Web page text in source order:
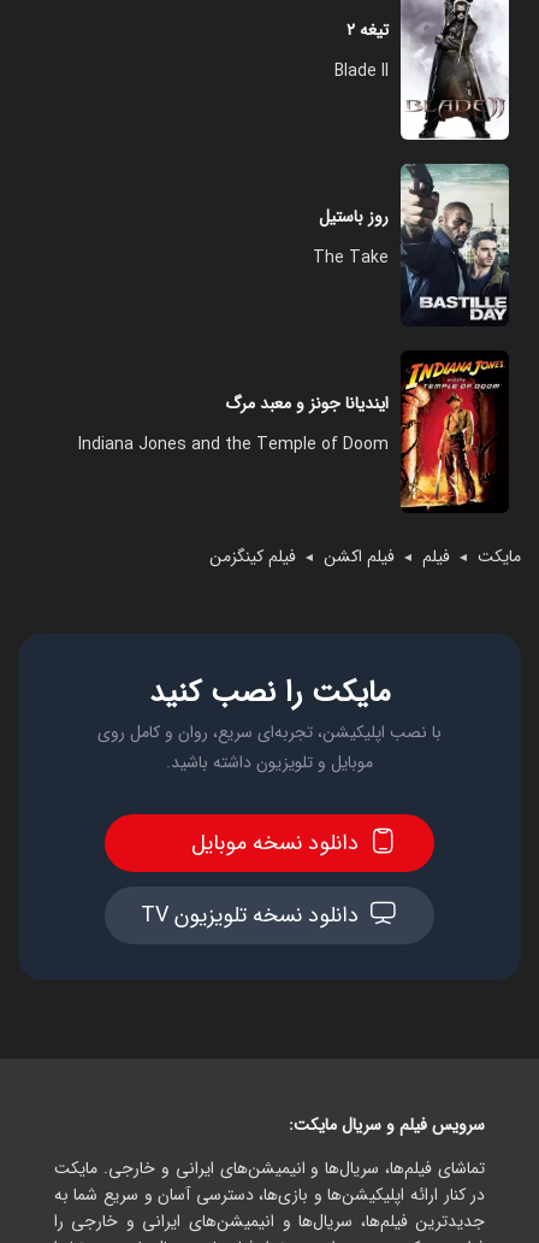
مایکت ◄ فیلم ◄ فیلم اکشن ◄ فیلم کینگزمن
تیغه ۲
Blade II
روز باستیل
The Take
ایندیانا جونز و معبد مرگ
Indiana Jones and the Temple of Doom
مایکت را نصب کنید
با نصب اپلیکیشن، تجربه‌ای سریع، روان و کامل روی
موبایل و تلویزیون داشته باشید.
دانلود نسخه موبایل
دانلود نسخه تلویزیون TV
سرویس فیلم و سریال مایکت:
تماشای فیلم‌ها، سریال‌ها و انیمیشن‌های ایرانی و خارجی. مایکت
در کنار ارائه اپلیکیشن‌ها و بازی‌ها، دسترسی آسان و سریع شما به
جدیدترین فیلم‌ها، سریال‌ها و انیمیشن‌های ایرانی و خارجی را